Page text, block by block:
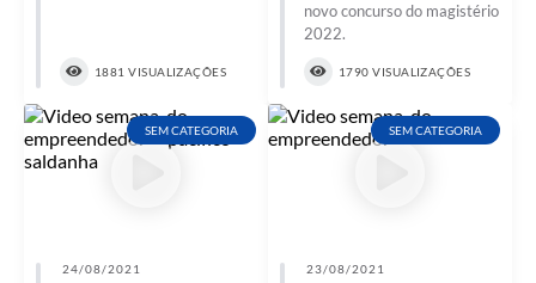
Termos de Uso & Política de Privacidade
1881 VISUALIZAÇÕES
novo concurso do magistério
2022.
1790 VISUALIZAÇÕES
SEM CATEGORIA
24/08/2021
SEM CATEGORIA
23/08/2021